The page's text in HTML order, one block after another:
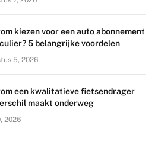
kiezen voor een auto abonnement
5 belangrijke voordelen
5, 2026
een kwalitatieve fietsendrager
maakt onderweg
2026